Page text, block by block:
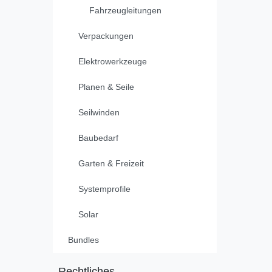
Fahrzeugleitungen
Verpackungen
Elektrowerkzeuge
Planen & Seile
Seilwinden
Baubedarf
Garten & Freizeit
Systemprofile
Solar
Bundles